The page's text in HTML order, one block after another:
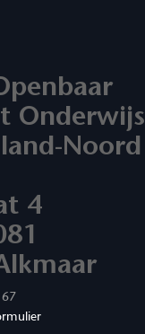
Onderwijs
Noord
4